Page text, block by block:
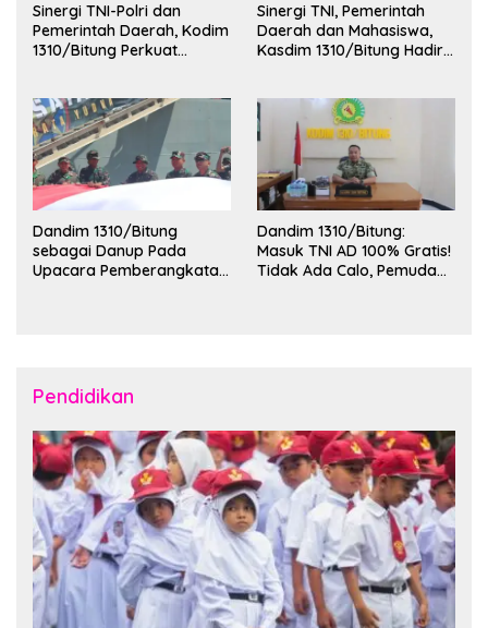
Sinergi TNI-Polri dan
Pemerintah Daerah, Kodim
1310/Bitung Perkuat
Sinergi TNI, Pemerintah
Daerah dan Mahasiswa,
Kasdim 1310/Bitung Hadiri
Kota Bitung
Dandim 1310/Bitung
sebagai Danup Pada
Upacara Pemberangkatan
Dandim 1310/Bitung:
Masuk TNI AD 100% Gratis!
Tidak Ada Calo, Pemuda
Pendidikan